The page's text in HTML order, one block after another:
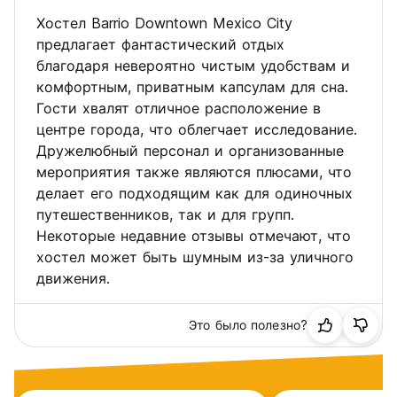
Хостел Barrio Downtown Mexico City
предлагает фантастический отдых
благодаря невероятно чистым удобствам и
комфортным, приватным капсулам для сна.
Гости хвалят отличное расположение в
центре города, что облегчает исследование.
Дружелюбный персонал и организованные
мероприятия также являются плюсами, что
делает его подходящим как для одиночных
путешественников, так и для групп.
Некоторые недавние отзывы отмечают, что
хостел может быть шумным из-за уличного
движения.
Это было полезно?